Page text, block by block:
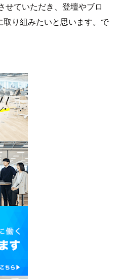
せていただき、登壇やブロ
り組みたいと思います。で